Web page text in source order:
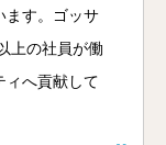
ます。ゴッサ
上の社員が働
ィへ貢献して